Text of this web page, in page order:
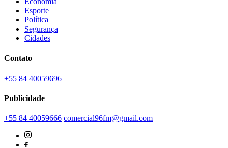
Esporte
Política
Segurança
Cidades
Contato
+55 84 40059696
Publicidade
+55 84 40059666 comercial96fm@gmail.com